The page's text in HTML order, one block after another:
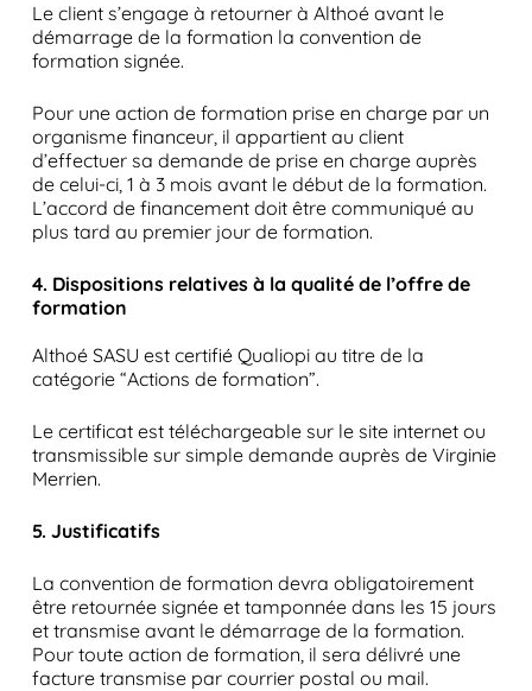
Le client s’engage à retourner à Althoé avant le
démarrage de la formation la convention de
formation signée.
Pour une action de formation prise en charge par un
organisme financeur, il appartient au client
d’effectuer sa demande de prise en charge auprès
de celui-ci, 1 à 3 mois avant le début de la formation.
L’accord de financement doit être communiqué au
plus tard au premier jour de formation.
4. Dispositions relatives à la qualité de l’offre de
formation
Althoé SASU est certifié Qualiopi au titre de la
catégorie “Actions de formation”.
Le certificat est téléchargeable sur le site internet ou
transmissible sur simple demande auprès de Virginie
Merrien.
5. Justificatifs
La convention de formation devra obligatoirement
être retournée signée et tamponnée dans les 15 jours
et transmise avant le démarrage de la formation.
Pour toute action de formation, il sera délivré une
facture transmise par courrier postal ou mail.